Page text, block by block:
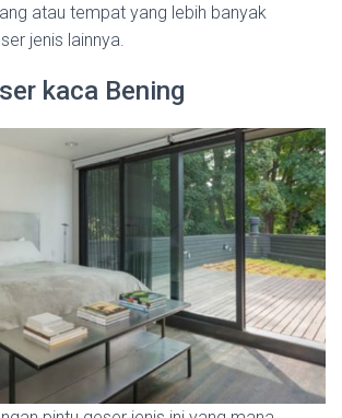
atau tempat yang lebih banyak
jenis lainnya.
kaca Bening